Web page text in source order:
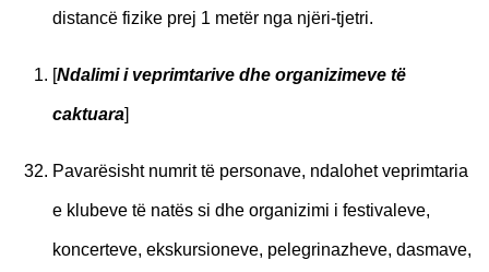
distancë fizike prej 1 metër nga njëri-tjetri.
[Ndalimi i veprimtarive dhe organizimeve të
caktuara]
Pavarësisht numrit të personave, ndalohet veprimtaria
e klubeve të natës si dhe organizimi i festivaleve,
koncerteve, ekskursioneve, pelegrinazheve, dasmave,